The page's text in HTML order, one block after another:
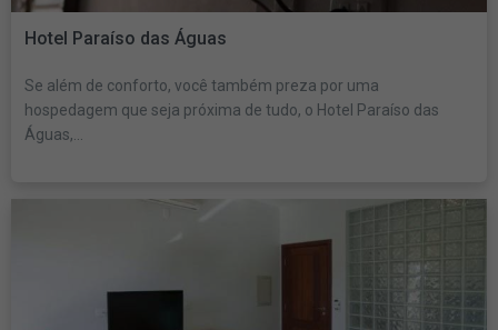
Hotel Paraíso das Águas
Se além de conforto, você também preza por uma
hospedagem que seja próxima de tudo, o Hotel Paraíso das
Águas,...